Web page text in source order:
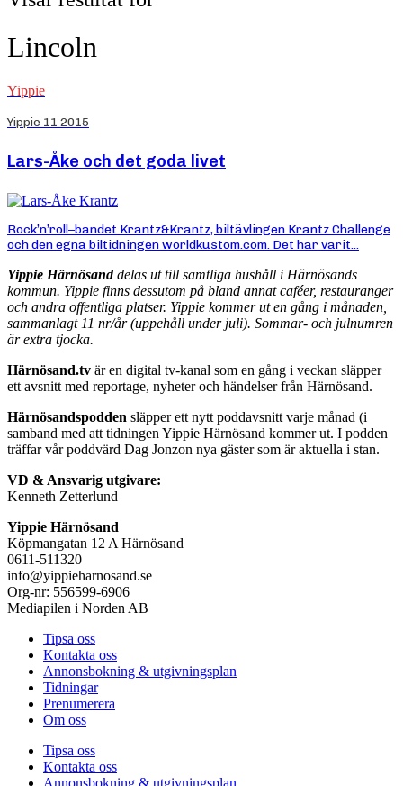
Lincoln
Yippie
Yippie 11 2015
Lars-Åke och det goda livet
Rock’n’roll–bandet Krantz&Krantz, biltävlingen Krantz Challenge
och den egna biltidningen worldkustom.com. Det har varit...
Yippie Härnösanddelas ut till samtliga hushåll i Härnösands
kommun. Yippie finns dessutom på bland annat caféer, restauranger
och andra offentliga platser. Yippie kommer ut en gång i månaden,
sammanlagt 11 nr/år (uppehåll under juli). Sommar- och julnumren
är extra tjocka.
Härnösand.tv är en digital tv-kanal som en gång i veckan släpper
ett avsnitt med reportage, nyheter och händelser från Härnösand.
Härnösandspodden släpper ett nytt poddavsnitt varje månad (i
samband med att tidningen Yippie Härnösand kommer ut. I podden
träffar vår poddvärd Dag Jonzon nya gäster som är aktuella i stan.
VD & Ansvarig utgivare:
Kenneth Zetterlund
Yippie Härnösand
Köpmangatan 12 A Härnösand
0611-511320
info@yippieharnosand.se
Org-nr: 556599-6906
Mediapilen i Norden AB
Tipsa oss
Kontakta oss
Annonsbokning & utgivningsplan
Tidningar
Prenumerera
Om oss
Tipsa oss
Kontakta oss